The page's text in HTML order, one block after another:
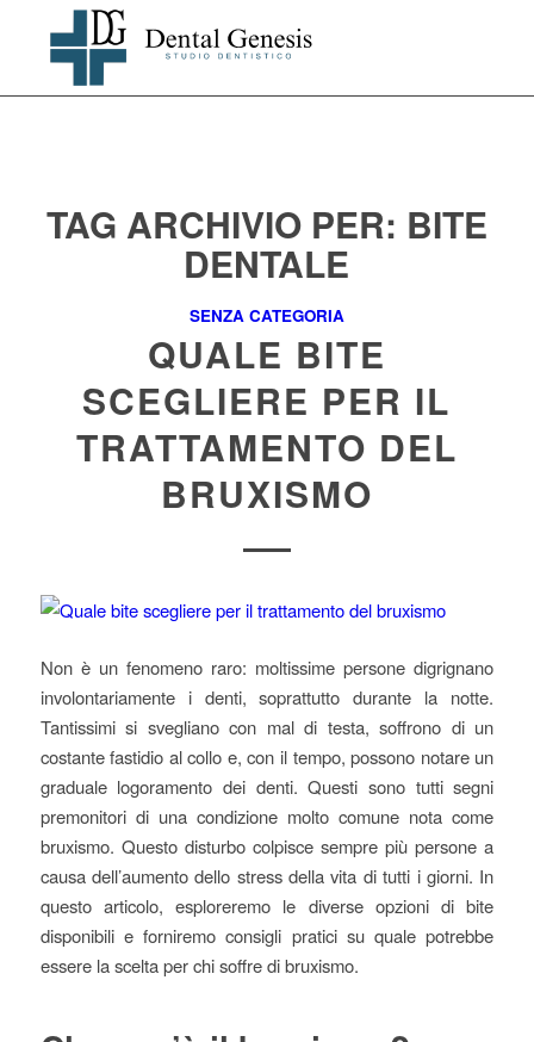
TAG ARCHIVIO PER: BITE
DENTALE
SENZA CATEGORIA
QUALE BITE
SCEGLIERE PER IL
TRATTAMENTO DEL
BRUXISMO
Non è un fenomeno raro: moltissime persone digrignano
involontariamente i denti, soprattutto durante la notte.
Tantissimi si svegliano con mal di testa, soffrono di un
costante fastidio al collo e, con il tempo, possono notare un
graduale logoramento dei denti. Questi sono tutti segni
premonitori di una condizione molto comune nota come
bruxismo. Questo disturbo colpisce sempre più persone a
causa dell’aumento dello stress della vita di tutti i giorni. In
questo articolo, esploreremo le diverse opzioni di bite
disponibili e forniremo consigli pratici su quale potrebbe
essere la scelta per chi soffre di bruxismo.